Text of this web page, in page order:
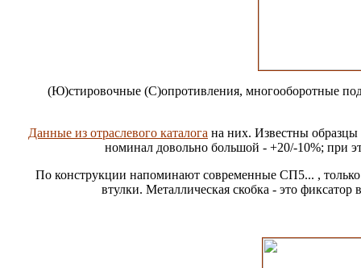
(Ю)стировочные (С)опротивления, многооборотные
Данные из отраслевого каталога на них. Известны
номинал довольно большой - +20/-10%; при
По конструкции напоминают современные СП5... , только
втулки. Металлическая скобка - это